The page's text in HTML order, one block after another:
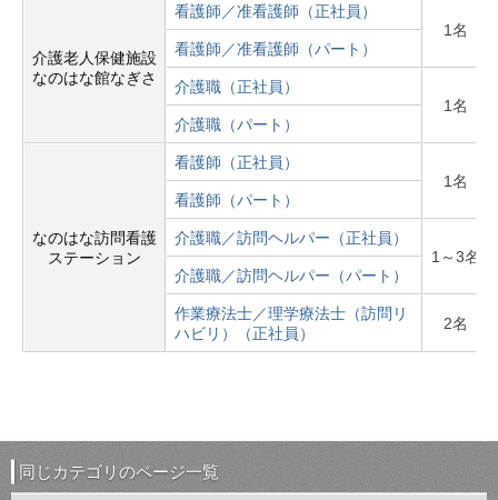
介護老人保健施設
なのはな館なぎさ
看護師／准看護師（正社員）
1名
看護師／准看護師（パート）
介護職（正社員）
1名
介護職（パート）
なのはな訪問看護
ステーション
看護師（正社員）
1名
看護師（パート）
介護職／訪問ヘルパー（正社員）
1～3名
介護職／訪問ヘルパー（パート）
作業療法士／理学療法士（訪問リ
ハビリ）（正社員）
2名
同じカテゴリのページ一覧